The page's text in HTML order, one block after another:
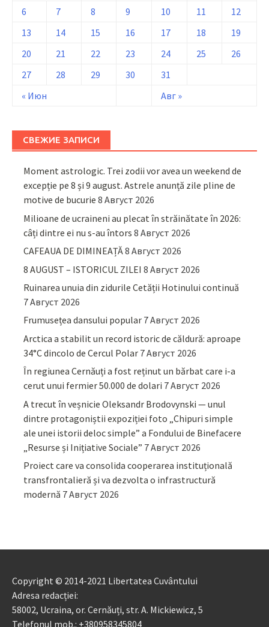
« Июн Авг »
6
7 8 9 10 11
12
13
14 15 16 17 18
19
20
21 22 23 24 25
26
27
28 29 30 31
СВЕЖИЕ ЗАПИСИ
Moment astrologic. Trei zodii vor avea un weekend de
excepție pe 8 și 9 august. Astrele anunță zile pline de
motive de bucurie 8 Август 2026
Milioane de ucraineni au plecat în străinătate în 2026:
câți dintre ei nu s-au întors 8 Август 2026
CAFEAUA DE DIMINEAȚĂ8 Август 2026
8 AUGUST – ISTORICUL ZILEI 8 Август 2026
Ruinarea unuia din zidurile Cetății Hotinului continuă
7 Август 2026
Frumusețea dansului popular 7 Август 2026
Arctica a stabilit un record istoric de căldură: aproape
34°C dincolo de Cercul Polar 7 Август 2026
În regiunea Cernăuți a fost reținut un bărbat care i-a
cerut unui fermier 50.000 de dolari 7 Август 2026
A trecut în veșnicie Oleksandr Brodovynski — unul
dintre protagoniștii expoziției foto „Chipuri simple
ale unei istorii deloc simple” a Fondului de Binefacere
„Resurse și Inițiative Sociale” 7 Август 2026
Proiect care va consolida cooperarea instituțională
transfrontalieră și va dezvolta o infrastructură
modernă 7 Август 2026
Copyright © 2014-2021 Libertatea Cuvântului
Adresa redacției:
58002, Ucraina, or. Cernăuți, str. A. Mickiewicz, 5
Telefonul mob.: +380958345804